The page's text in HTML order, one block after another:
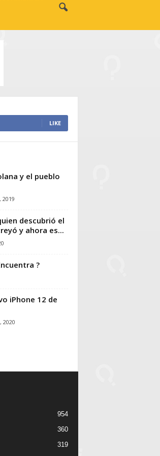
LIKE
y el pueblo
descubrió el
y ahora es...
?
iPhone 12 de
2020
954
360
319